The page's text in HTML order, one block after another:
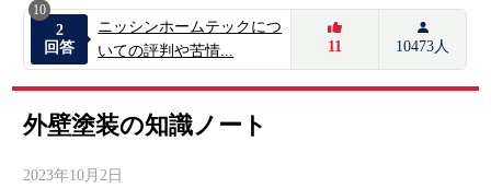
10
2
回答
ニッシンホームテックにつ
いての評判や苦情...
11 10473人
外壁塗装の知識ノート
2023年10月2日